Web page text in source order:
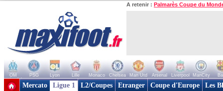
A retenir : Palmarès Coupe du
OM PSG Lyon Lille Monaco Chelsea Man Utd Arsenal Liverpool ManCity
+ de clubs
Mercato Ligue 1 L2/Coupes Etranger Coupe d'Europe Les